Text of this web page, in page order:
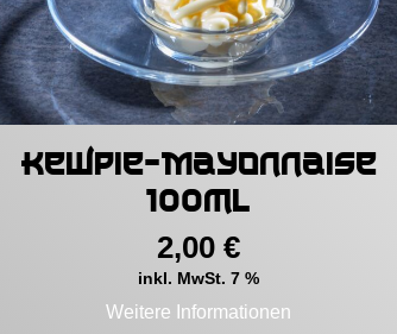
Kewpie-Mayonnaise
100ml
2,00 €
inkl. MwSt. 7 %
Weitere Informationen